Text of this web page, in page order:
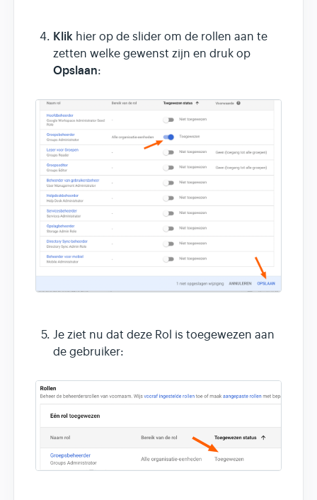
Klik hier op de slider om de rollen aan te
zetten welke gewenst zijn en druk op
Opslaan:
Je ziet nu dat deze Rol is toegewezen aan
de gebruiker: